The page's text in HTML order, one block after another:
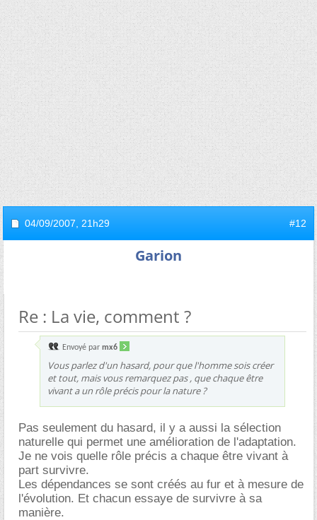
04/09/2007, 21h29 #12
Garion
Re : La vie, comment ?
Envoyé par mx6
Vous parlez d'un hasard, pour que l'homme sois créer
et tout, mais vous remarquez pas , que chaque être
vivant a un rôle précis pour la nature ?
Pas seulement du hasard, il y a aussi la sélection
naturelle qui permet une amélioration de l'adaptation.
Je ne vois quelle rôle précis a chaque être vivant à
part survivre.
Les dépendances se sont créés au fur et à mesure de
l'évolution. Et chacun essaye de survivre à sa
manière.